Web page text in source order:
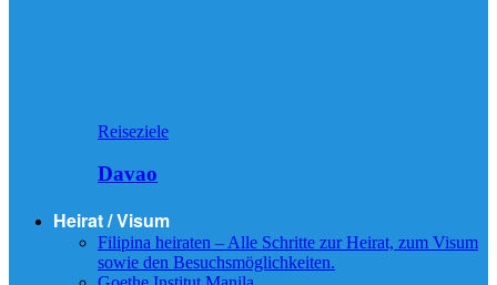
Reiseziele
Davao
Heirat / Visum
Filipina heiraten – Alle Schritte zur Heirat, zum Visum
sowie den Besuchsmöglichkeiten.